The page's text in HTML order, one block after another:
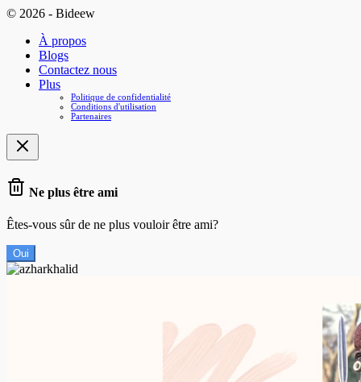
© 2026 - Bideew
À propos
Blogs
Contactez nous
Plus
Politique de confidentialité
Conditions d'utilisation
Partenaires
Ne plus être ami
Êtes-vous sûr de ne plus vouloir être ami?
Oui